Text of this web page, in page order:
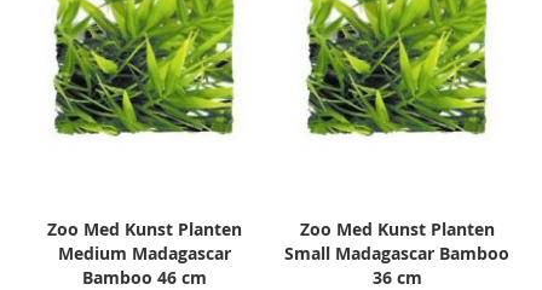
Zoo Med Kunst Planten
Medium Madagascar
Bamboo 46 cm
Zoo Med Kunst Planten
Small Madagascar Bamboo
36 cm